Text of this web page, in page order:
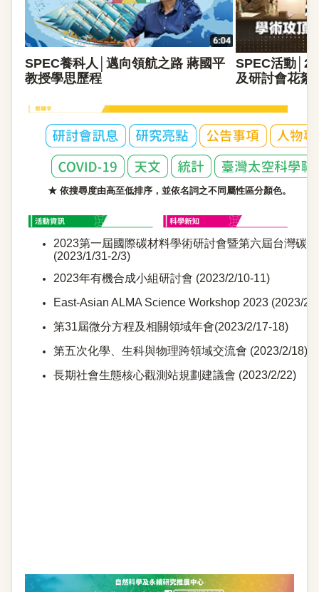
SPEC養科人│邁向領航之路 蔣國平
教授學思歷程
SPEC活動
及研討會花絮
★ 依搜尋度由高至低排序，並依名詞之不同屬性區分顏色。
2023第一屆國際碳材料學術研討會暨第六屆台灣碳
(2023/1/31-2/3)
2023年有機合成小組研討會 (2023/2/10-11)
East-Asian ALMA Science Workshop 2023 (2023/2/
第31屆微分方程及相關領域年會(2023/2/17-18)
第五次化學、生科與物理跨領域交流會 (2023/2/18)
長期社會生態核心觀測站規劃建議會 (2023/2/22)